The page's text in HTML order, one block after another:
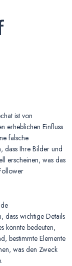
ist von
erheblichen Einfluss
falsche
dass Ihre Bilder und
erscheinen, was das
dass wichtige Details
könnte bedeuten,
bestimmte Elemente
was den Zweck